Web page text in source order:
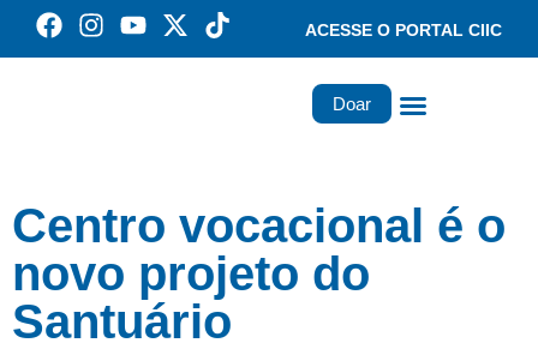
ACESSE O PORTAL CIIC
Doar
Centro vocacional é o
novo projeto do
Santuário